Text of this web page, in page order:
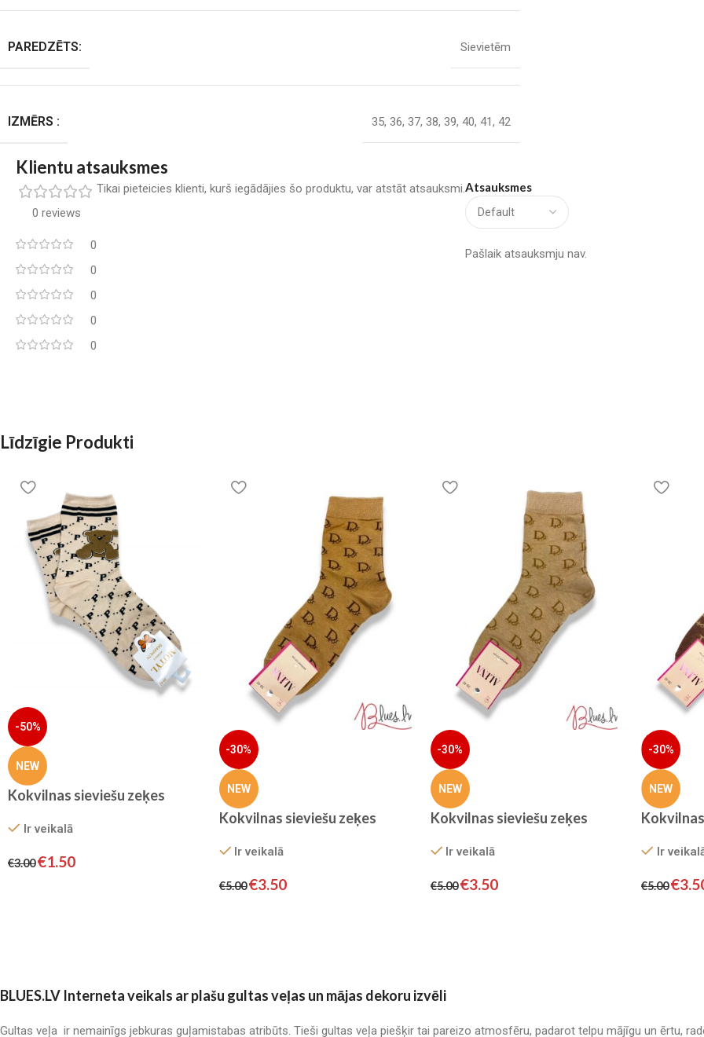
PAREDZĒTS: Sievietēm
IZMĒRS : 35, 36, 37, 38, 39, 40, 41, 42
Klientu atsauksmes
0 reviews
0
0
0
0
0
Atsauksmes
Pašlaik atsauksmju nav.
Tikai pieteicies klienti, kurš iegādājies šo produktu, var atstāt atsauksmi.
Līdzīgie Produkti
-50%
NEW
Kokvilnas sieviešu zeķes
Ir veikalā
€3.00€1.50
-30%
NEW
Kokvilnas sieviešu zeķes
Ir veikalā
€5.00€3.50
-30%
NEW
Kokvilnas sieviešu zeķes
Ir veikalā
€5.00 €3.50
-30%
NEW
Ir
€5.00€
BLUES.LV Interneta veikals ar plašu gultas veļas un mājas dekoru izvēli
Gultas veļa ir nemainīgs jebkuras guļamistabas atribūts. Tieši gultas veļa piešķir tai pareizo atmosfēru, padarot telpu mājīgu un ērtu,